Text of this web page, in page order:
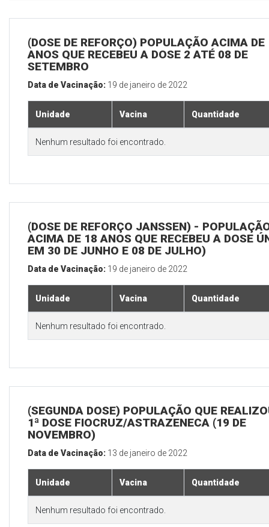
(DOSE DE REFORÇO) POPULAÇÃO ACIMA DE
ANOS QUE RECEBEU A DOSE 2 ATÉ 08 DE
SETEMBRO
Data de Vacinação: 19 de janeiro de 2022
Unidade Vacina Quantidade
Nenhum resultado foi encontrado.
(DOSE DE REFORÇO JANSSEN) -
ACIMA DE 18 ANOS QUE RECEBEU A DOSE
EM 30 DE JUNHO E 08 DE JULHO)
Data de Vacinação: 19 de janeiro de 2022
Unidade Vacina Quantidade
Nenhum resultado foi encontrado.
(SEGUNDA DOSE) POPULAÇÃO QUE
1ª DOSE FIOCRUZ/ASTRAZENECA (19 DE
NOVEMBRO)
Data de Vacinação: 13 de janeiro de 2022
Unidade Vacina Quantidade
Nenhum resultado foi encontrado.